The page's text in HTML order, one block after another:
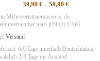
39,90 €– 59,90 €
Mehrwertsteuerausweis, da
nach §19 (1) UStG.
Versand
6-9 Tage innerhalb Deutschlands.
2-3 Tage ins Ausland.